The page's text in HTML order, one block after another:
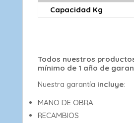
Capacidad Kg
Todos nuestros
mínimo de 1 año de
Nuestra garantía incluye:
MANO DE OBRA
RECAMBIOS